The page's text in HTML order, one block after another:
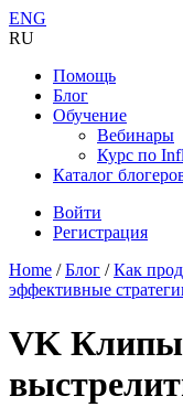
ENG
RU
Помощь
Блог
Обучение
Вебинары
Курс по
Каталог
Войти
Регистрация
Home /Блог /Как
эффективные
​VK Клипы